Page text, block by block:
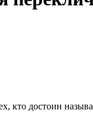
кто достоин